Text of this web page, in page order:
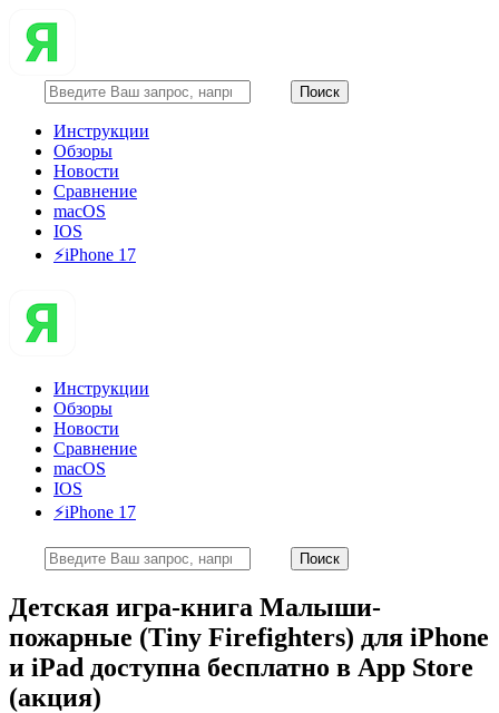
Инструкции
Обзоры
Новости
Сравнение
macOS
IOS
⚡️iPhone 17
Инструкции
Обзоры
Новости
Сравнение
macOS
IOS
⚡️iPhone 17
Детская игра-книга Малыши-
пожарные (Tiny Firefighters) для iPhone
и iPad доступна бесплатно в App Store
(акция)